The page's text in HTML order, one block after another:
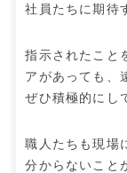
社員たちに期待
指示されたこと
アがあっても、
ぜひ積極的にし
職人たちも現場
分からないこと